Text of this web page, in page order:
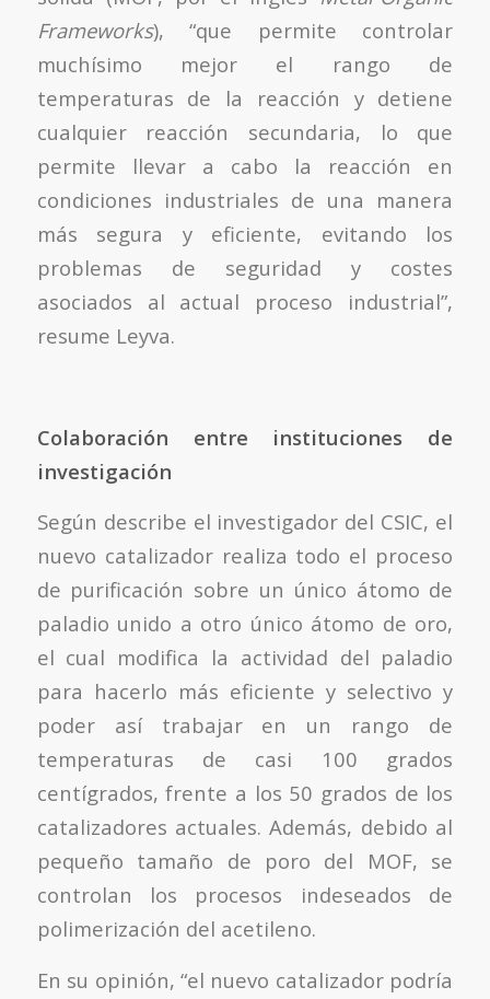
Frameworks), “que permite controlar
muchísimo mejor el rango de
temperaturas de la reacción y detiene
cualquier reacción secundaria, lo que
permite llevar a cabo la reacción en
condiciones industriales de una manera
más segura y eficiente, evitando los
problemas de seguridad y costes
asociados al actual proceso industrial”,
resume Leyva.
Colaboración entre instituciones de
investigación
Según describe el investigador del CSIC, el
nuevo catalizador realiza todo el proceso
de purificación sobre un único átomo de
paladio unido a otro único átomo de oro,
el cual modifica la actividad del paladio
para hacerlo más eficiente y selectivo y
poder así trabajar en un rango de
temperaturas de casi 100 grados
centígrados, frente a los 50 grados de los
catalizadores actuales. Además, debido al
pequeño tamaño de poro del MOF, se
controlan los procesos indeseados de
polimerización del acetileno.
En su opinión, “el nuevo catalizador podría